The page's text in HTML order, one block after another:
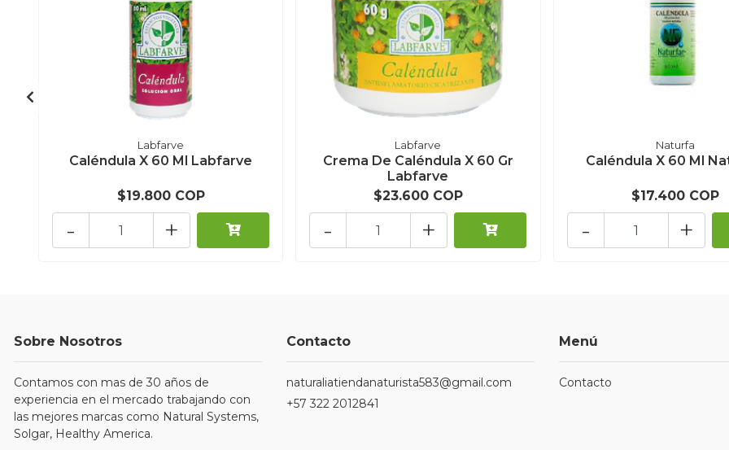
Labfarve
Caléndula X 60 Ml Labfarve
$19.800 COP
+
-
Labfarve
Crema De Caléndula X 60 Gr
Labfarve
$23.600 COP
+
-
Naturfa
Caléndula X 60 Ml
$17.400 COP
+
-
Sobre Nosotros
Contamos con mas de 30 años de
experiencia en el mercado trabajando con
las mejores marcas como Natural Systems,
Solgar, Healthy America.
Contacto
naturaliatiendanaturista583@gmail.com
+57 322 2012841
Menú
Contacto